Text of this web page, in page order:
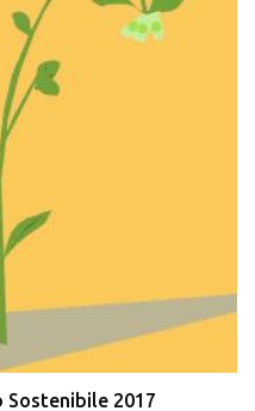
Sostenibile 2017